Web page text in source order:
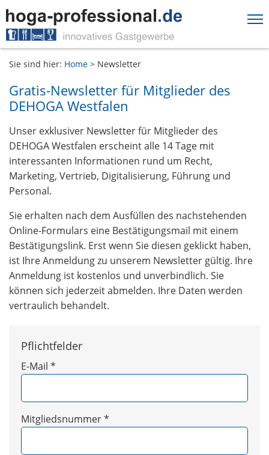
Springe direkt zu:
Hauptmenü
Inhalt
Fußzeile
Sie sind hier: Home > Newsletter
Gratis-Newsletter für Mitglieder des
DEHOGA Westfalen
Unser exklusiver Newsletter für Mitglieder des
DEHOGA Westfalen erscheint alle 14 Tage mit
interessanten Informationen rund um Recht,
Marketing, Vertrieb, Digitalisierung, Führung und
Personal.
Sie erhalten nach dem Ausfüllen des nachstehenden
Online-Formulars eine Bestätigungsmail mit einem
Bestätigungslink. Erst wenn Sie diesen geklickt haben,
ist Ihre Anmeldung zu unserem Newsletter gültig. Ihre
Anmeldung ist kostenlos und unverbindlich. Sie
können sich jederzeit abmelden. Ihre Daten werden
vertraulich behandelt.
Pflichtfelder
E-Mail *
Mitgliedsnummer*